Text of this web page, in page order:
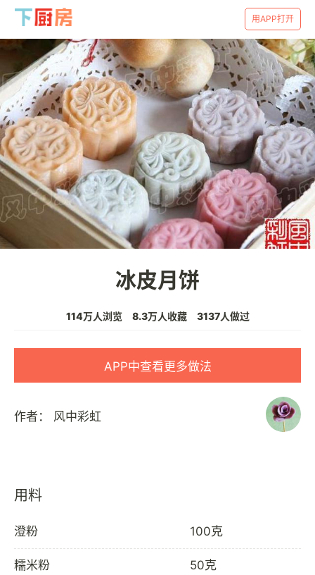
用APP打开
冰皮月饼
114万人浏览 8.3万人收藏 3137人做过
APP中查看更多做法
作者： 风中彩虹
用料
澄粉 100克
糯米粉 50克